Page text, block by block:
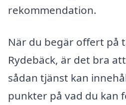
rekommendation.
När du begär offert på
Rydebäck, är det bra
sådan tjänst kan
punkter på vad du kan